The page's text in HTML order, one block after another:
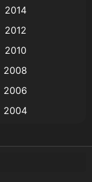
2014
2012
2010
2008
2006
2004